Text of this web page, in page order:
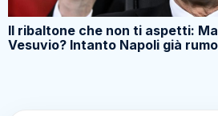
Il ribaltone che non ti aspetti:
Vesuvio? Intanto Napoli già